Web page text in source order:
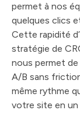
permet à nos
quelques clics
Cette rapidité
stratégie de
nous permet
A/B sans
même rythme
votre site en un